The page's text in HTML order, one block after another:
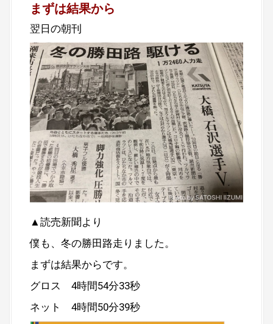
まずは結果から
翌日の朝刊
▲読売新聞より
僕も、冬の勝田路走りました。
まずは結果からです。
グロス 4時間54分33秒
ネット 4時間50分39秒